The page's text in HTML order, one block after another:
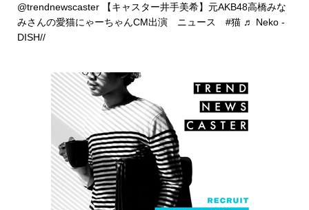
@trendnewscaster【キャスター井手美希】元AKB48高橋みな
みさんの愛猫にゃーちゃんCM出演 ニュース #猫 ♬ Neko -
DISH//